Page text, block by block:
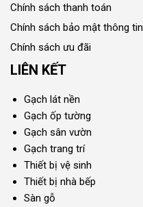
Chính sách thanh toán
Chính sách bảo mật thông tin
Chính sách ưu đãi
LIÊN KẾT
Gạch lát nền
Gạch ốp tường
Gạch sân vườn
Gạch trang trí
Thiết bị vệ sinh
Thiết bị nhà bếp
Sàn gỗ